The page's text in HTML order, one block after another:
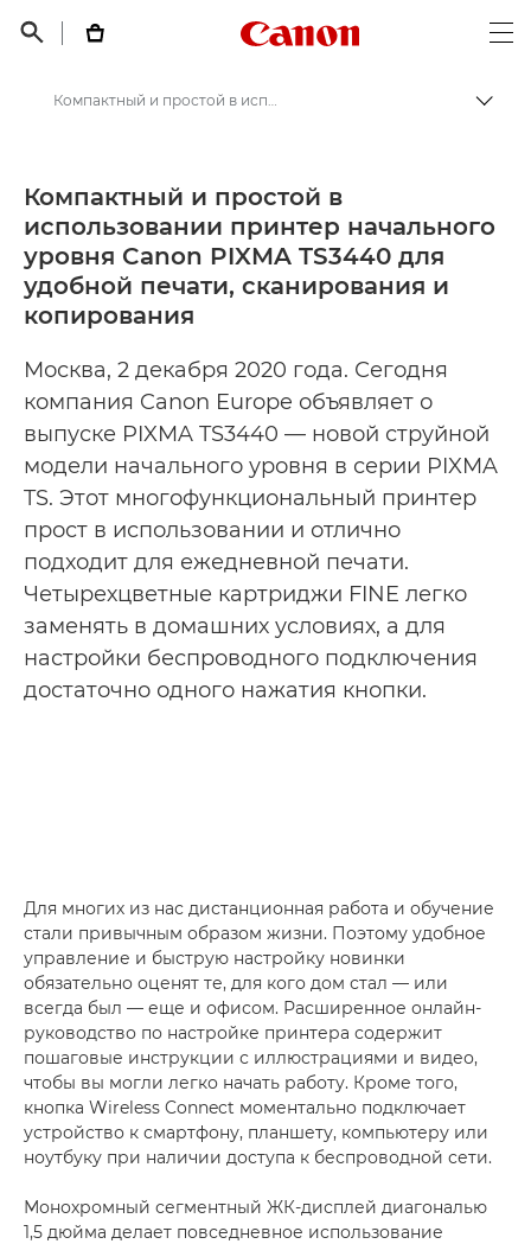
 
Canon Logo, back
Пресс-центр Canon
Пресс-релизы - Пресс-центр Canon
Компактный и простой в
использовании принтер начального
уровня Canon PIXMA TS3440 для
удобной печати, сканирования и
копирования
Москва, 2 декабря 2020 года. Сегодня
компания Canon Europe объявляет о
выпуске PIXMA TS3440 — новой струйной
модели начального уровня в серии PIXMA
TS. Этот многофункциональный принтер
прост в использовании и отлично
подходит для ежедневной печати.
Четырехцветные картриджи FINE легко
заменять в домашних условиях, а для
настройки беспроводного подключения
достаточно одного нажатия кнопки.
Для многих из нас дистанционная работа и обучение
стали привычным образом жизни. Поэтому удобное
управление и быструю настройку новинки
обязательно оценят те, для кого дом стал — или
всегда был — еще и офисом. Расширенное онлайн-
руководство по настройке принтера содержит
пошаговые инструкции с иллюстрациями и видео,
чтобы вы могли легко начать работу. Кроме того,
кнопка Wireless Connect моментально подключает
устройство к смартфону, планшету, компьютеру или
ноутбуку при наличии доступа к беспроводной сети.
Монохромный сегментный ЖК-дисплей диагональю
1,5 дюйма делает повседневное использование